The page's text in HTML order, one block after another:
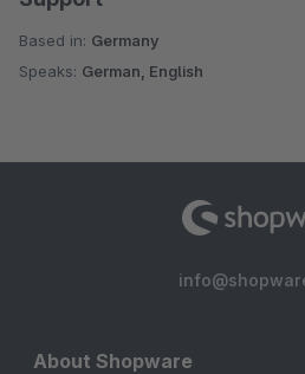
Based in: Germany
Speaks: German, English
About Shopware